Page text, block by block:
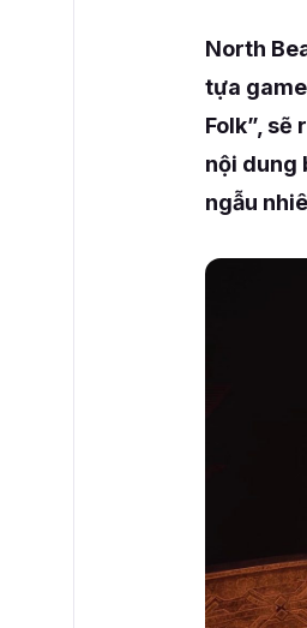
North
tựa
Folk”, sẽ
nội dung
ngẫu